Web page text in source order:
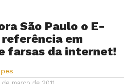
São Paulo o E-
em
farsas da internet!